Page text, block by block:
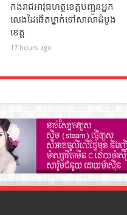
កងរាជឣាវុធហត្ថខេត្តបញ្ជូនអ្នក
លេងដៃឆើតម្នាក់ទៅសាលាដំបូង
ខេត្ត
17 hours ago